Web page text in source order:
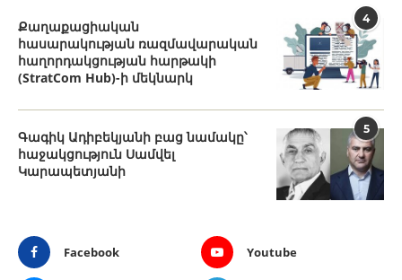
4
Քաղաքացիական
հասարակության ռազմավարական
հաղորդակցության հարթակի
(StratCom Hub)-ի մեկնարկ
5
Գագիկ Ադիբեկյանի բաց նամակը՝
հաջակցություն Սամվել
Կարապետյանի
Facebook Youtube